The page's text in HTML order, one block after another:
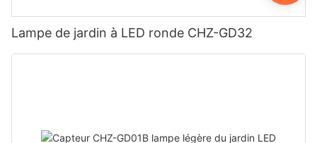
Lampe de jardin à LED ronde CHZ-GD32